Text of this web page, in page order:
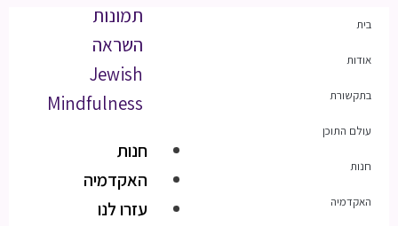
תמונות
השראה
Jewish
Mindfulness
חנות
האקדמיה
עזרו לנו
בית
אודות
בתקשורת
עולם התוכן
חנות
האקדמיה